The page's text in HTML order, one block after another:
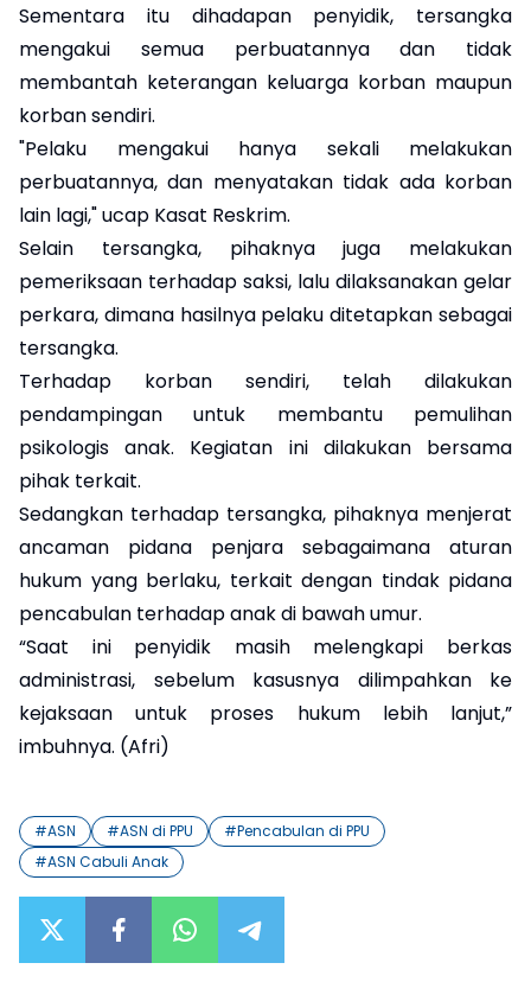
Sementara itu dihadapan penyidik, tersangka
mengakui semua perbuatannya dan tidak
membantah keterangan keluarga korban maupun
korban sendiri.
"Pelaku mengakui hanya sekali melakukan
perbuatannya, dan menyatakan tidak ada korban
lain lagi," ucap Kasat Reskrim.
Selain tersangka, pihaknya juga melakukan
pemeriksaan terhadap saksi, lalu dilaksanakan gelar
perkara, dimana hasilnya pelaku ditetapkan sebagai
tersangka.
Terhadap korban sendiri, telah dilakukan
pendampingan untuk membantu pemulihan
psikologis anak. Kegiatan ini dilakukan bersama
pihak terkait.
Sedangkan terhadap tersangka, pihaknya menjerat
ancaman pidana penjara sebagaimana aturan
hukum yang berlaku, terkait dengan tindak pidana
pencabulan terhadap anak di bawah umur.
“Saat ini penyidik masih melengkapi berkas
administrasi, sebelum kasusnya dilimpahkan ke
kejaksaan untuk proses hukum lebih lanjut,”
imbuhnya. (Afri)
#ASN #ASN di PPU #Pencabulan di PPU
#ASN Cabuli Anak